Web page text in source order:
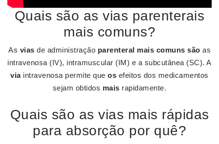
Quais são as vias parenterais
mais comuns?
As vias de administração parenteral mais comuns são as
intravenosa (IV), intramuscular (IM) e a subcutânea (SC). A
viaintravenosa permite queos efeitos dos medicamentos
sejam obtidos mais rapidamente.
Quais são as vias mais rápidas
para absorção por quê?